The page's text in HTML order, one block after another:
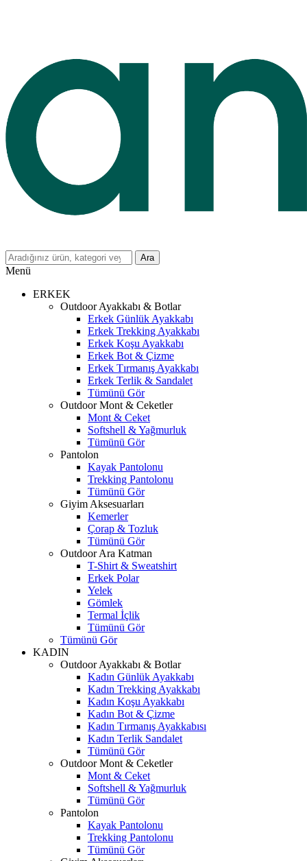
Ara
Menü
ERKEK
Outdoor Ayakkabı & Botlar
Erkek Günlük Ayakkabı
Erkek Trekking Ayakkabı
Erkek Koşu Ayakkabı
Erkek Bot & Çizme
Erkek Tırmanış Ayakkabı
Erkek Terlik & Sandalet
Tümünü Gör
Outdoor Mont & Ceketler
Mont & Ceket
Softshell & Yağmurluk
Tümünü Gör
Pantolon
Kayak Pantolonu
Trekking Pantolonu
Tümünü Gör
Giyim Aksesuarları
Kemerler
Çorap & Tozluk
Tümünü Gör
Outdoor Ara Katman
T-Shirt & Sweatshirt
Erkek Polar
Yelek
Gömlek
Termal İçlik
Tümünü Gör
Tümünü Gör
KADIN
Outdoor Ayakkabı & Botlar
Kadın Günlük Ayakkabı
Kadın Trekking Ayakkabı
Kadın Koşu Ayakkabı
Kadın Bot & Çizme
Kadın Tırmanış Ayakkabısı
Kadın Terlik Sandalet
Tümünü Gör
Outdoor Mont & Ceketler
Mont & Ceket
Softshell & Yağmurluk
Tümünü Gör
Pantolon
Kayak Pantolonu
Trekking Pantolonu
Tümünü Gör